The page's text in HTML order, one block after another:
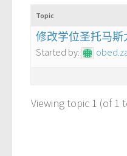
Topic
修改学位圣托马斯
Started by:
Viewing topic 1 (of 1